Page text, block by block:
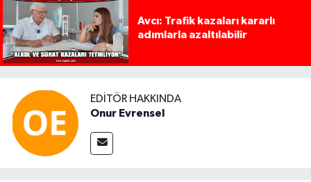
Avcı: Trafik kazaları kararlı
adımlarla azaltılabilir
EDITÖR HAKKINDA
Onur Evrensel